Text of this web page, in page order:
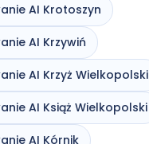
AI Krotoszyn
AI Krzywiń
AI Krzyż Wielkopolski
AI Książ Wielkopolski
AI Kórnik